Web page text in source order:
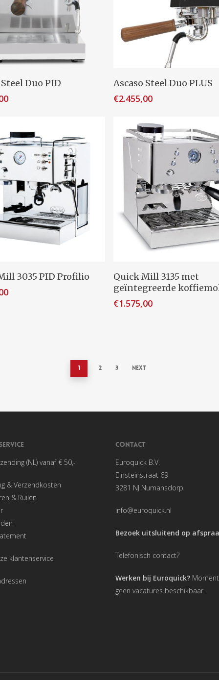
Opties Selecteren
Duo PID Opties Selecteren
product
heeft
variaties.
Deze
optie
gekozen
worden
de
productpagina
Ascaso Steel Duo PLUS
€2.455,00
Aan Winkelwagen
3035 PID Profilio Toevoegen Aan
Quick Mill 3135 met
geïntegreerde
€1.575,00
1 2 3 Next
(NL) vanaf € 50,-
& Verzendkosten
& Ruilen
klantenservice
CONTACT
Euroquick B.V.
Einsteinstraat 69
3281 NJ Numansdorp
info@euroquick.nl
Bezoek uitsluitend op
Telefonisch contact?
Werken bij Euroquick?
geen vacatures beschikbaar.